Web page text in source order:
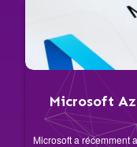
Microsoft
Microsoft a récemment